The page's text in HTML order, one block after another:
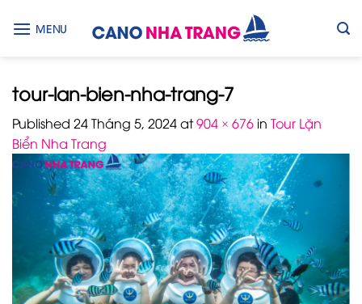
MENU
tour-lan-bien-nha-trang-7
Published 24 Tháng 5, 2024at904 × 676 in Tour Lặn
Biển Nha Trang